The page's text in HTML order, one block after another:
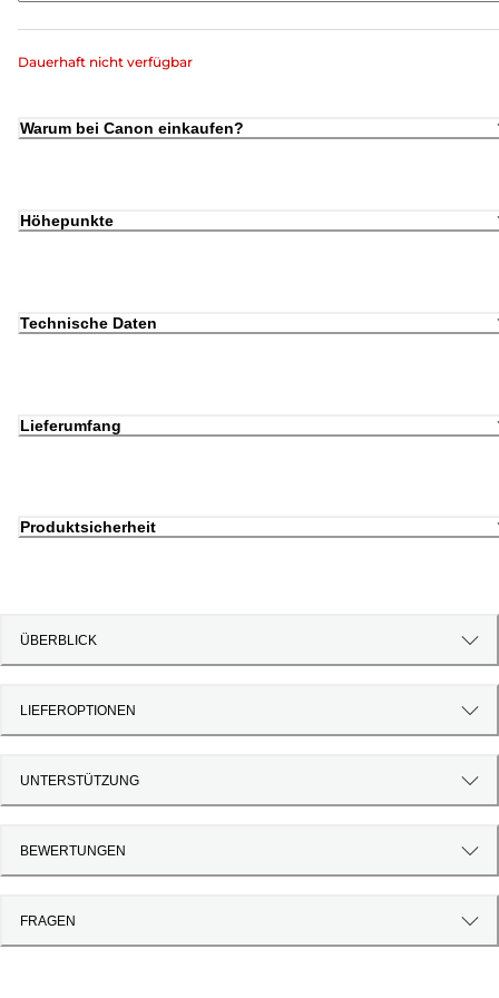
Dauerhaft nicht verfügbar
Warum bei Canon einkaufen?
Höhepunkte
Technische Daten
Lieferumfang
Produktsicherheit
ÜBERBLICK
LIEFEROPTIONEN
UNTERSTÜTZUNG
BEWERTUNGEN
FRAGEN